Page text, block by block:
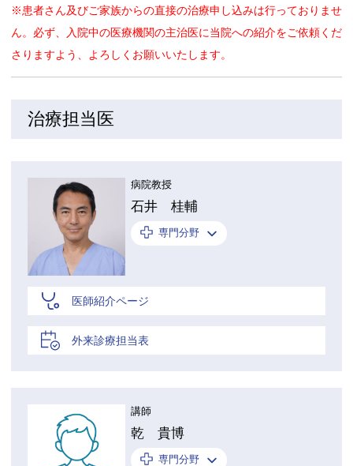
※患者さん及びご家族からの直接の治療申し込みは行っておりませ
ん。必ず、入院中の医療機関の主治医に当院への紹介をご依頼くだ
さりますよう、よろしくお願いいたします。
治療担当医
病院教授
石井 桂輔
専門分野
医師紹介ページ
外来診療担当表
講師
乾 貴博
専門分野